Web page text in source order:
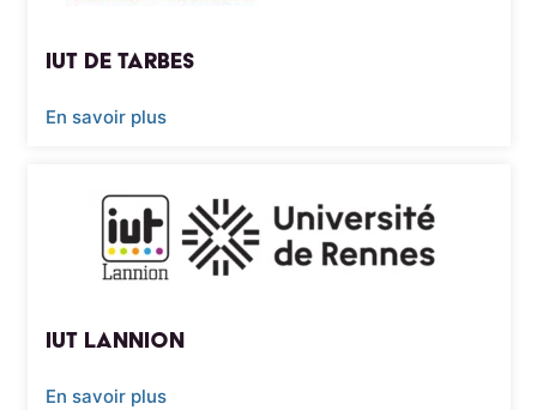
IUT de Tarbes
En savoir plus
IUT Lannion
En savoir plus